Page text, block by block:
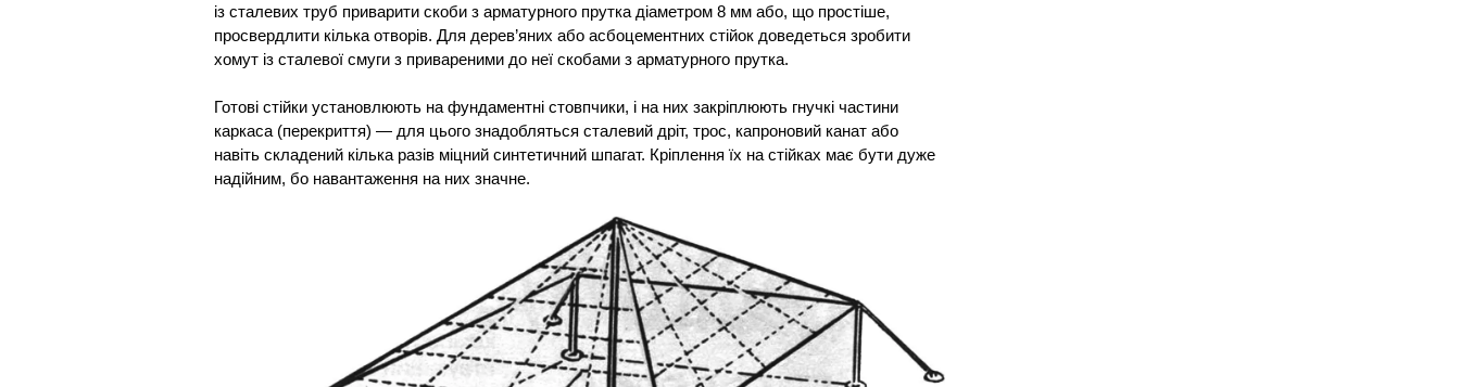
із сталевих труб приварити скоби з арматурного прутка діаметром 8 мм або, що простіше,
просвердлити кілька отворів. Для дерев’яних або асбоцементних стійок доведеться зробити
хомут із сталевої смуги з привареними до неї скобами з арматурного прутка.
Готові стійки установлюють на фундаментні стовпчики, і на них закріплюють гнучкі частини
каркаса (перекриття) — для цього знадобляться сталевий дріт, трос, капроновий канат або
навіть складений кілька разів міцний синтетичний шпагат. Кріплення їх на стійках має бути дуже
надійним, бо навантаження на них значне.